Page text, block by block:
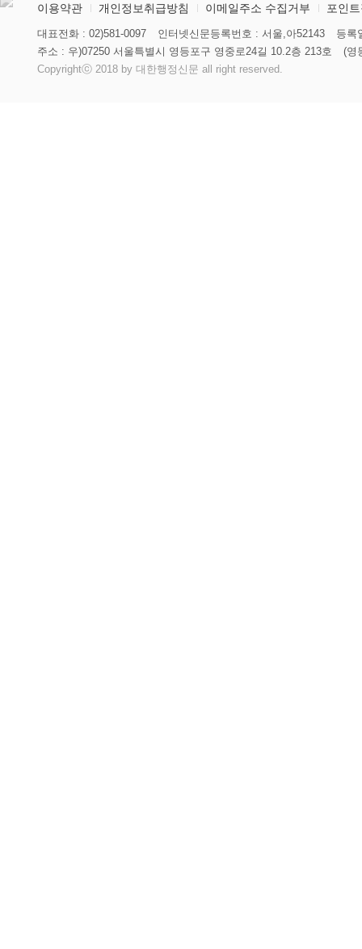
이용약관 개인정보취급방침 이메일주소 수집거부 포인
대표전화 : 02)581-0097 인터넷신문등록번호 : 서울,아52143
등록
주소 : 우)07250 서울특별시 영등포구 영중로24길 10.2층 213호
(영
Copyrightⓒ 2018 by 대한행정신문 all right reserved.